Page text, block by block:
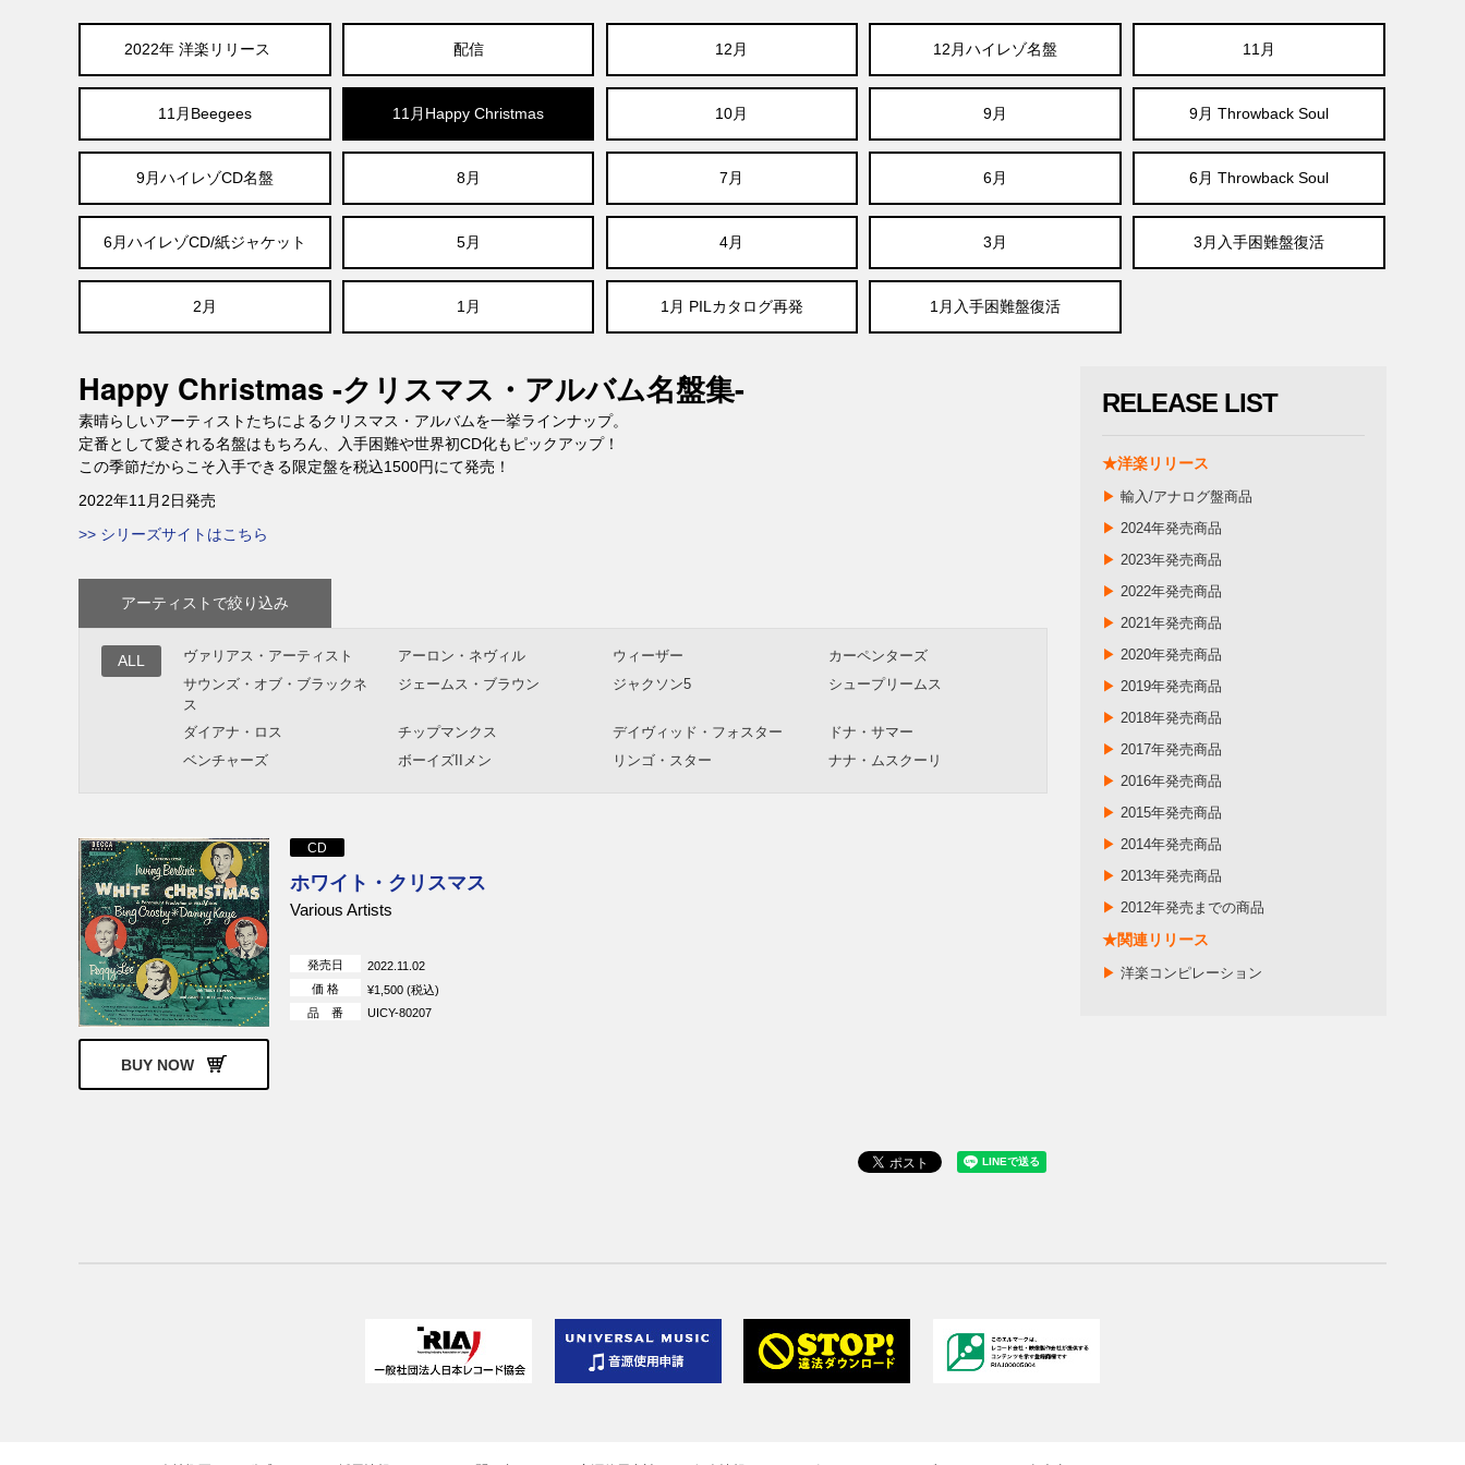
2022年 洋楽リリース 配信 12月 12月ハイレゾ名盤 11月
11月Beegees 11月Happy Christmas 10月 9月 9月 Throwback Soul
9月ハイレゾCD名盤 8月 7月 6月 6月 Throwback Soul
6月ハイレゾCD/紙ジャケット 5月 4月 3月 3月入手困難盤復活
2月 1月 1月 PILカタログ再発 1月入手困難盤復活
Happy Christmas -クリスマス・アルバム名盤集-
素晴らしいアーティストたちによるクリスマス・アルバムを一挙ラインナップ。
定番として愛される名盤はもちろん、入手困難や世界初CD化もピックアップ！
この季節だからこそ入手できる限定盤を税込1500円にて発売！
2022年11月2日発売
>> シリーズサイトはこちら
アーティストで絞り込み
ALL ヴァリアス・アーティスト アーロン・ネヴィル ウィーザー
カーペンターズ
サウンズ・オブ・ブラックネ
ス
ジェームス・ブラウン ジャクソン5 シュープリームス
ダイアナ・ロス チップマンクス デイヴィッド・フォスター
ドナ・サマー
ベンチャーズ
ボーイズIIメン リンゴ・スター
ナナ・ムスクーリ
ビーチ・ボーイズ
BUY NOW
CD
ホワイト・クリスマス
Various Artists
発売日
2022.11.02
価 格
¥1,500 (税込)
品 番
UICY-80207
RELEASE LIST
★洋楽リリース
▶ 輸入/アナログ盤商品
▶ 2024年発売商品
▶ 2023年発売商品
▶ 2022年発売商品
▶ 2021年発売商品
▶ 2020年発売商品
▶ 2019年発売商品
▶ 2018年発売商品
▶ 2017年発売商品
▶ 2016年発売商品
▶ 2015年発売商品
▶2014年発売商品
▶ 2013年発売商品
▶ 2012年発売までの商品
★関連リリース
▶ 洋楽コンピレーション